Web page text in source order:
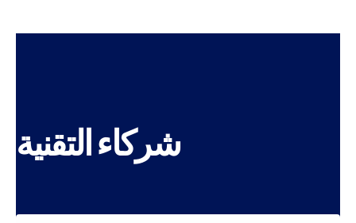
شركاء التقنية